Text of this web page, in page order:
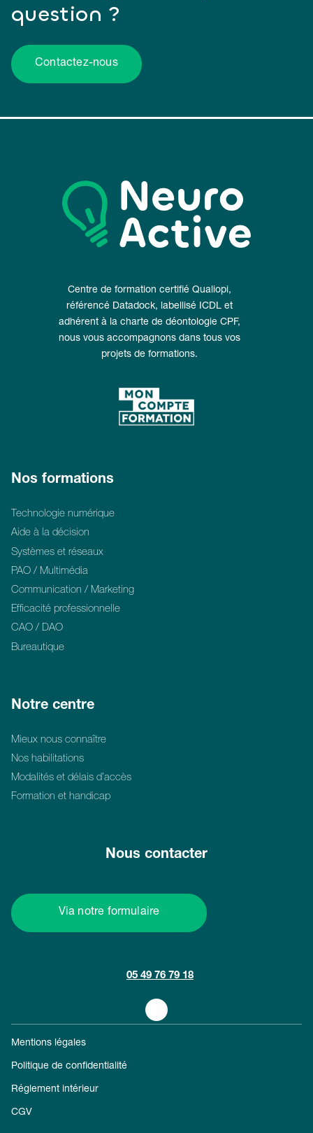
question ?
Contactez-nous
Centre de formation certifié Qualiopi,
référencé Datadock, labellisé ICDL et
adhérent à la charte de déontologie CPF,
nous vous accompagnons dans tous vos
projets de formations.
Nos formations
Technologie numérique
Aide à la décision
Systèmes et réseaux
PAO / Multimédia
Communication / Marketing
Efficacité professionnelle
CAO / DAO
Bureautique
Notre centre
Mieux nous connaître
Nos habilitations
Modalités et délais d’accès
Formation et handicap
Nous contacter
Via notre formulaire
05 49 76 79 18
Mentions légales
Politique de confidentialité
Réglement intérieur
CGV